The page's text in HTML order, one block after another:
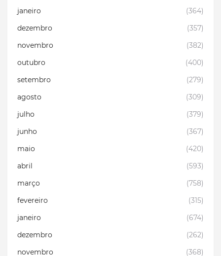
janeiro
(364)
dezembro
(357)
novembro
(382)
outubro
(400)
setembro
(279)
agosto
(309)
julho
(379)
junho
(367)
maio
(420)
abril
(593)
março
(758)
fevereiro
(315)
janeiro
(674)
dezembro
(262)
novembro
(368)